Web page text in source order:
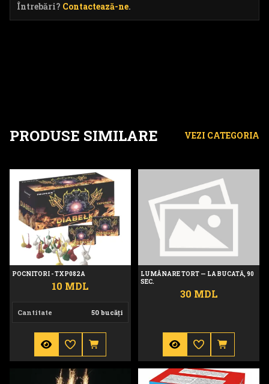
Întrebări? Contactează-ne.
PRODUSE SIMILARE VEZI CATEGORIA
Pocnitori - TXP082A
POCNITORI - TXP082A
10 MDL
Cantitate 50 bucăți
Lumânare tort — la
LUMÂNARE TORT — LA BUCATĂ, 90
SEC.
30 MDL
Lumânare tort - la bucată, 60 sec.Pocnitoare - P1004L